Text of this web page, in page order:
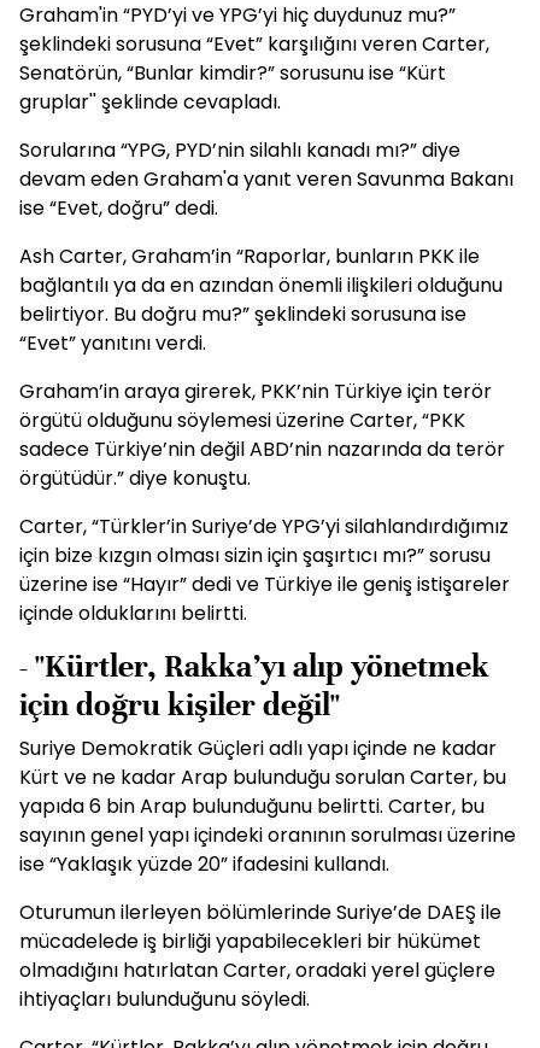
Graham'in “PYD’yi ve YPG’yi hiç duydunuz mu?”
şeklindeki sorusuna “Evet” karşılığını veren Carter,
Senatörün, “Bunlar kimdir?” sorusunu ise “Kürt
gruplar'' şeklinde cevapladı.
Sorularına “YPG, PYD’nin silahlı kanadı mı?” diye
devam eden Graham'a yanıt veren Savunma Bakanı
ise “Evet, doğru” dedi.
Ash Carter, Graham’in “Raporlar, bunların PKK ile
bağlantılı ya da en azından önemli ilişkileri olduğunu
belirtiyor. Bu doğru mu?” şeklindeki sorusuna ise
“Evet” yanıtını verdi.
Graham’in araya girerek, PKK’nin Türkiye için terör
örgütü olduğunu söylemesi üzerine Carter, “PKK
sadece Türkiye’nin değil ABD’nin nazarında da terör
örgütüdür.” diye konuştu.
Carter, “Türkler’in Suriye’de YPG’yi silahlandırdığımız
için bize kızgın olması sizin için şaşırtıcı mı?” sorusu
üzerine ise “Hayır” dedi ve Türkiye ile geniş istişareler
içinde olduklarını belirtti.
- ''Kürtler, Rakka’yı alıp yönetmek
için doğru kişiler değil''
Suriye Demokratik Güçleri adlı yapı içinde ne kadar
Kürt ve ne kadar Arap bulunduğu sorulan Carter, bu
yapıda 6 bin Arap bulunduğunu belirtti. Carter, bu
sayının genel yapı içindeki oranının sorulması üzerine
ise “Yaklaşık yüzde 20” ifadesini kullandı.
Oturumun ilerleyen bölümlerinde Suriye’de DAEŞ ile
mücadelede iş birliği yapabilecekleri bir hükümet
olmadığını hatırlatan Carter, oradaki yerel güçlere
ihtiyaçları bulunduğunu söyledi.